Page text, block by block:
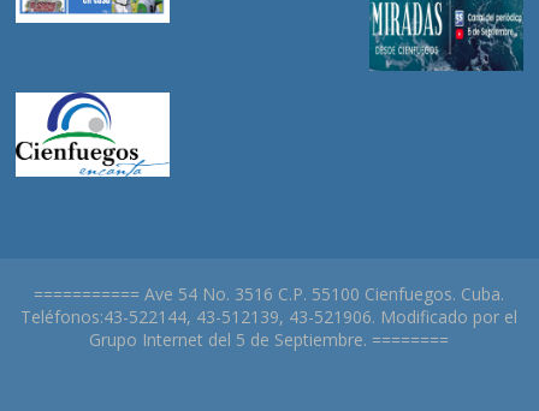
=========== Ave 54 No. 3516 C.P. 55100 Cienfuegos. Cuba.
Teléfonos:43-522144, 43-512139, 43-521906. Modificado por el
Grupo Internet del 5 de Septiembre. ========